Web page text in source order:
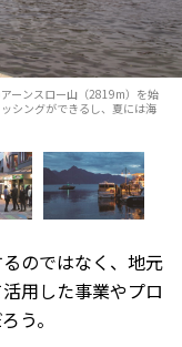
ーンスロー山（2819m）を始
シングができるし、夏には海
のではなく、地元
用した事業やプロ
う。